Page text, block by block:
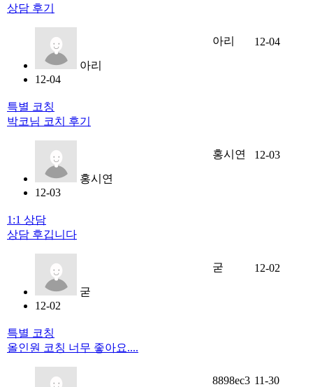
상담 후기
아리
12-04
아리 12-04
특별 코칭
박코님 코치 후기
홍시연
12-03
홍시연 12-03
1:1 상담
상담 후깁니다
굳
12-02
굳 12-02
특별 코칭
올인원 코칭 너무 좋아요....
8898ec3 11-30